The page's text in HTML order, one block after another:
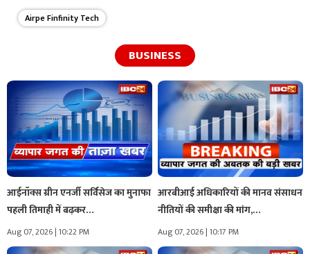
Airpe Finfinity Tech
BUSINESS
आईनॉक्स ग्रीन एनर्जी सर्विसेज का मुनाफा
पहली तिमाही में बढ़कर…
Aug 07, 2026 | 10:22 PM
आरबीआई अधिकारियों की मानव संसाधन
नीतियों की समीक्षा की मांग,…
Aug 07, 2026 | 10:17 PM